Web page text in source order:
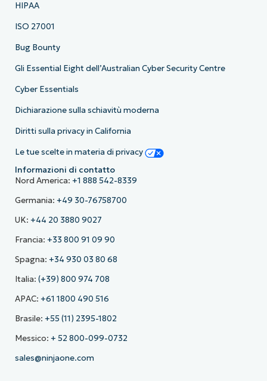
HIPAA
ISO 27001
Bug Bounty
Gli Essential Eight dell’Australian Cyber Security Centre
Cyber Essentials
Dichiarazione sulla schiavitù moderna
Diritti sulla privacy in California
Le tue scelte in materia di privacy
Informazioni di contatto
Nord America: +1 888 542-8339
Germania: +49 30-76758700
UK: +44 20 3880 9027
Francia: +33 800 91 09 90
Spagna: +34 930 03 80 68
Italia: (+39) 800 974 708
APAC: +61 1800 490 516
Brasile: +55 (11) 2395-1802
Messico: + 52 800-099-0732
sales@ninjaone.com